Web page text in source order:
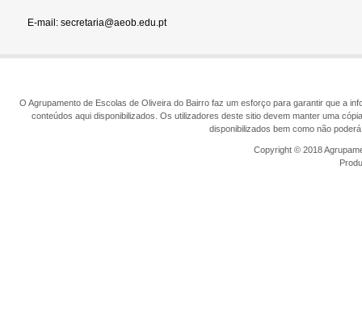
E-mail: secretaria@aeob.edu.pt
O Agrupamento de Escolas de Oliveira do Bairro faz um esforço para garantir que a
conteúdos aqui disponibilizados. Os utilizadores deste sitio devem manter uma
disponibilizados bem como não
Copyright © 2018